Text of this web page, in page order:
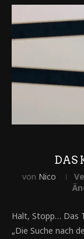
DAS
von Nico
Halt, Stopp… Das
„Die Suche nach